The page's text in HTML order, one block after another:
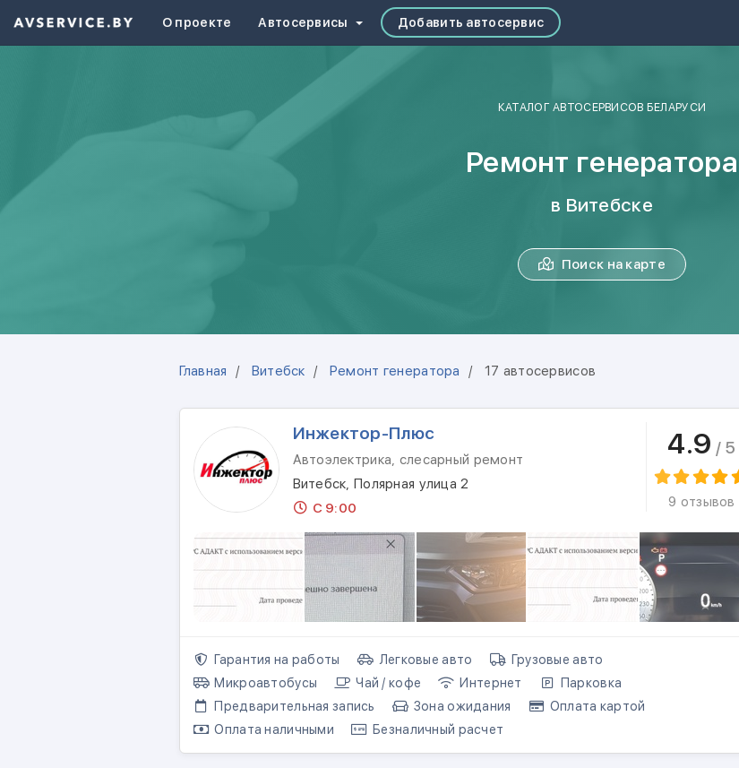
О проекте Автосервисы Добавить автосервис
КАТАЛОГ АВТОСЕРВИСОВ БЕЛАРУСИ
Ремонт генератора
в Витебске
Поиск на карте
Главная Витебск Ремонт генератора 17 автосервисов
Инжектор-Плюс
Автоэлектрика, слесарный ремонт
Витебск, Полярная улица 2
С 9:00
4.9 / 5
9 отзывов
Гарантия на работы Легковые авто
Грузовые авто
Микроавтобусы
Чай / кофе Интернет
Парковка
Предварительная запись
Зона ожидания
Оплата картой
Оплата наличными
Безналичный расчет